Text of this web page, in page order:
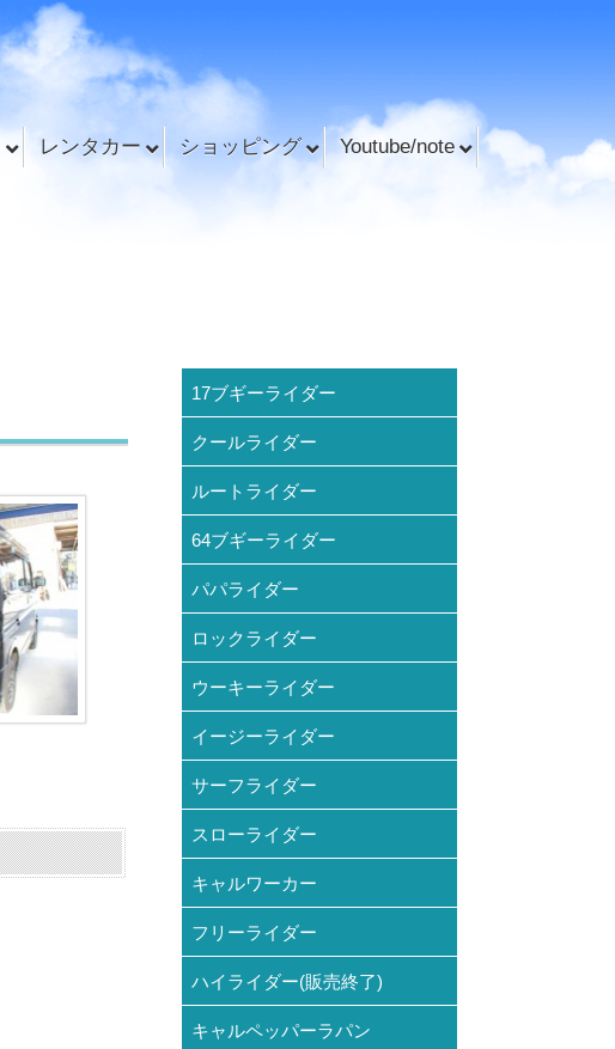
レンタカー ショッピング
Youtube/note
17ブギーライダー
クールライダー
ルートライダー
64ブギーライダー
パパライダー
ロックライダー
ウーキーライダー
イージーライダー
サーフライダー
スローライダー
キャルワーカー
フリーライダー
ハイライダー(販売終了)
キャルペッパーラパン